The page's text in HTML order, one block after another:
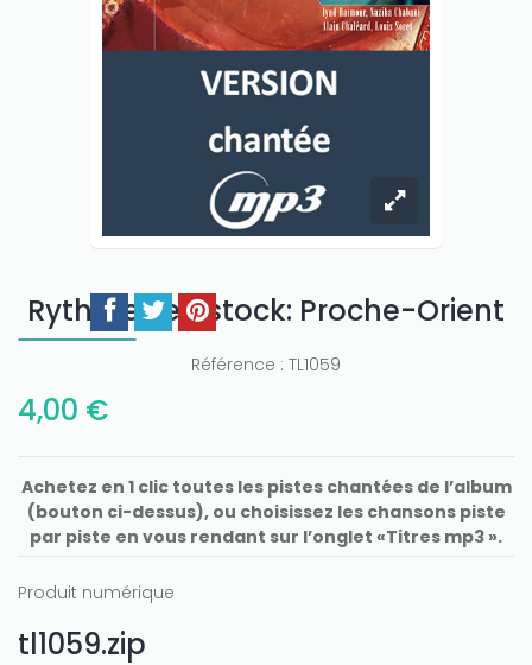
Rythmes en stock: Proche-Orient
Référence : TL1059
4,00 €
Achetez en 1 clic toutes les pistes chantées de l’album
(bouton ci-dessus), ou choisissez les chansons piste
par piste en vous rendant sur l’onglet «Titres mp3 ».
Produit numérique
tl1059.zip